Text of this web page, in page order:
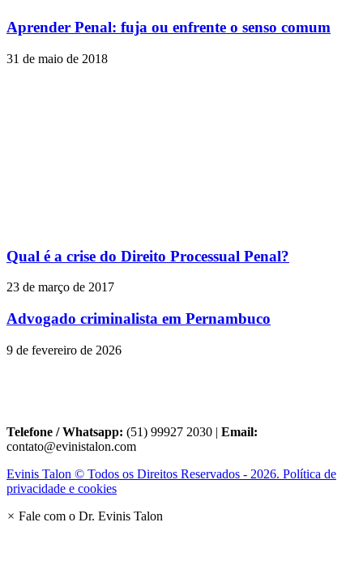
Aprender Penal: fuja ou enfrente o senso comum
31 de maio de 2018
Qual é a crise do Direito Processual Penal?
23 de março de 2017
Advogado criminalista em Pernambuco
9 de fevereiro de 2026
Telefone / Whatsapp: (51) 99927 2030 | Email:
contato@evinistalon.com
Evinis Talon © Todos os Direitos Reservados - 2026. Política de
privacidade e cookies
× Fale com o Dr. Evinis Talon